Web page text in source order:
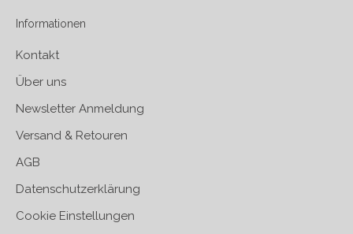
Informationen
Kontakt
Über uns
Newsletter Anmeldung
Versand & Retouren
AGB
Datenschutzerklärung
Cookie Einstellungen